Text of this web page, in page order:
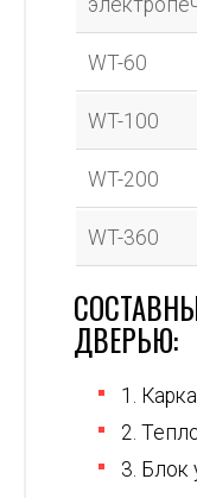
WT-60
WT-100
WT-200
WT-360
ДВЕРЬЮ:
1.
2.
3.